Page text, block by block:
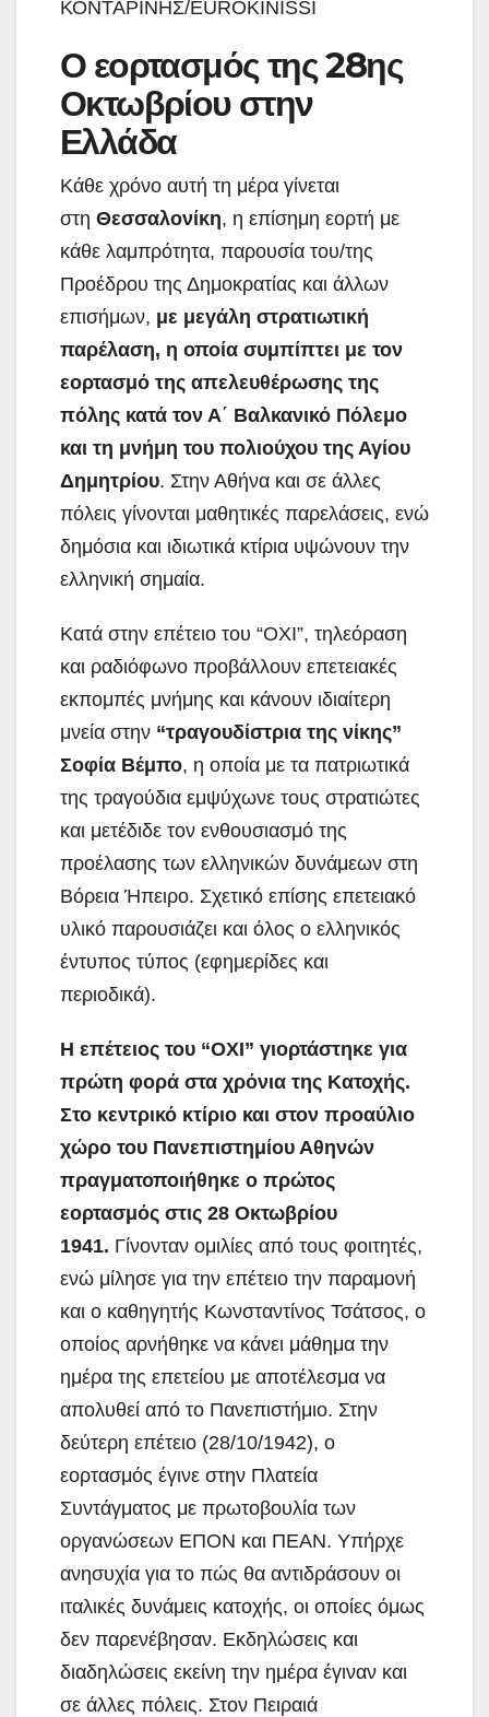
ΚΟΝΤΑΡΙΝΗΣ/EUROKINISSI
Ο εορτασμός της 28ης
Οκτωβρίου στην
Ελλάδα
Κάθε χρόνο αυτή τη μέρα γίνεται
στη Θεσσαλονίκη, η επίσημη εορτή με
κάθε λαμπρότητα, παρουσία του/της
Προέδρου της Δημοκρατίας και άλλων
επισήμων, με μεγάλη στρατιωτική
παρέλαση, η οποία συμπίπτει με τον
εορτασμό της απελευθέρωσης της
πόλης κατά τον Α΄ Βαλκανικό Πόλεμο
και τη μνήμη του πολιούχου της Αγίου
Δημητρίου. Στην Αθήνα και σε άλλες
πόλεις γίνονται μαθητικές παρελάσεις, ενώ
δημόσια και ιδιωτικά κτίρια υψώνουν την
ελληνική σημαία.
Κατά στην επέτειο του “ΟΧΙ”, τηλεόραση
και ραδιόφωνο προβάλλουν επετειακές
εκπομπές μνήμης και κάνουν ιδιαίτερη
μνεία στην “τραγουδίστρια της νίκης”
Σοφία Βέμπο, η οποία με τα πατριωτικά
της τραγούδια εμψύχωνε τους στρατιώτες
και μετέδιδε τον ενθουσιασμό της
προέλασης των ελληνικών δυνάμεων στη
Βόρεια Ήπειρο. Σχετικό επίσης επετειακό
υλικό παρουσιάζει και όλος ο ελληνικός
έντυπος τύπος (εφημερίδες και
περιοδικά).
Η επέτειος του “ΟΧΙ” γιορτάστηκε για
πρώτη φορά στα χρόνια της Κατοχής.
Στο κεντρικό κτίριο και στον προαύλιο
χώρο του Πανεπιστημίου Αθηνών
πραγματοποιήθηκε ο πρώτος
εορτασμός στις 28 Οκτωβρίου
1941. Γίνονταν ομιλίες από τους φοιτητές,
ενώ μίλησε για την επέτειο την παραμονή
και ο καθηγητής Κωνσταντίνος Τσάτσος, ο
οποίος αρνήθηκε να κάνει μάθημα την
ημέρα της επετείου με αποτέλεσμα να
απολυθεί από το Πανεπιστήμιο. Στην
δεύτερη επέτειο (28/10/1942), ο
εορτασμός έγινε στην Πλατεία
Συντάγματος με πρωτοβουλία των
οργανώσεων ΕΠΟΝ και ΠΕΑΝ. Υπήρχε
ανησυχία για το πώς θα αντιδράσουν οι
ιταλικές δυνάμεις κατοχής, οι οποίες όμως
δεν παρενέβησαν. Εκδηλώσεις και
διαδηλώσεις εκείνη την ημέρα έγιναν και
σε άλλες πόλεις. Στον Πειραιά